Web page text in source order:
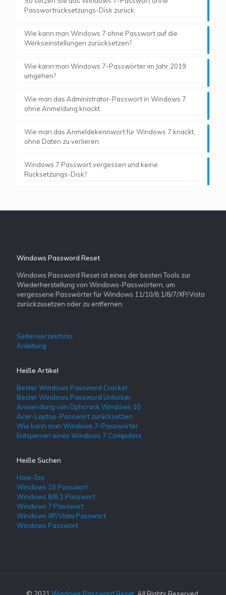
Passwortrücksetzungs-Disk zurück
Wie kann man Windows 7 ohne Passwort auf die
Werkseinstellungen zurücksetzen?
Wie kann man Windows 7-Passwörter im Jahr 2019
umgehen?
Wie man das Administrator-Passwort in Windows 7
ohne Anmeldung knackt
Wie man das Anmeldekennwort für Windows 7 knackt,
ohne Daten zu verlieren
Windows 7 Passwort vergessen und keine
Rucksetzungs-Disk?
Windows Password Reset
Windows Password Reset ist eines der besten Tools zur
Wiederherstellung von Windows-Passwörtern, um
vergessene Passwörter für Windows 11/10/8.1/8/7/XP/Vista
zurückzusetzen oder zu entfernen.
Seitenverzeichnis
Anleitung
Heiße Artikel
Bester Windows Password Cracker
Bester Windows Password Unlocker
Anwendung von Ophcrack Windows 10
Acer-Laptop-Passwort zurücksetzen
Wie kann man Windows 7-Passwörter
Entsperren eines Windows 7 Computers
Heiße Suchen
How-Tos
Windows 10 Passwort
Windows 8/8.1 Passwort
Windows 7 Passwort
Windows XP/Vista Passwort
Windows Passwort